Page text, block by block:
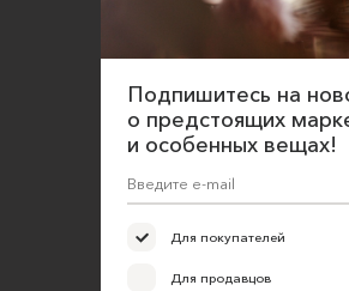
Соглашение об оказании услуг
Правила сайта
Оферта для продавцов
Оферта для покупателей
Согласие на обработку
Подпишитесь на
о предстоящих
и особенных вещах!
Для покупателей
Для продавцов